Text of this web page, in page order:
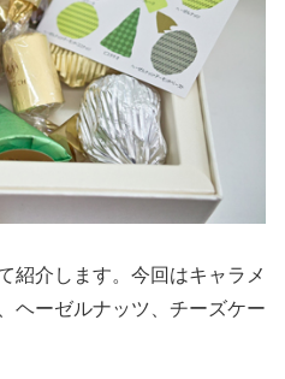
紹介します。今回はキャラメ
ヘーゼルナッツ、チーズケー